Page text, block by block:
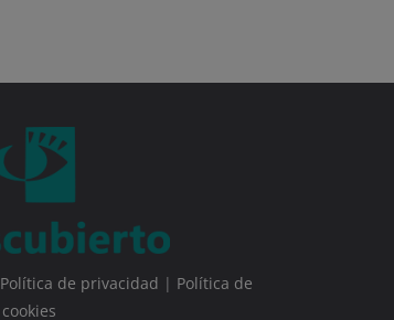
Política de privacidad | Política de
cookies